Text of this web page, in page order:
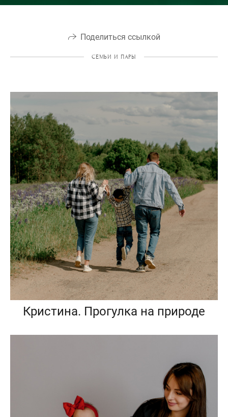
Поделиться ссылкой
СЕМЬИ И ПАРЫ
Кристина. Прогулка на природе